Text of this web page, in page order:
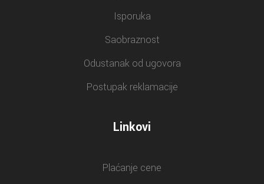
Isporuka
Saobraznost
Odustanak od ugovora
Postupak reklamacije
Linkovi
Plaćanje cene